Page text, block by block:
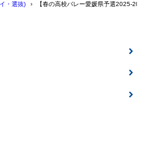
・選抜) 【春の高校バレー愛媛県予選2025-